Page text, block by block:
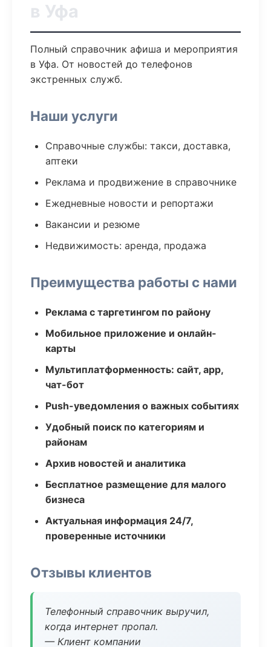
в Уфа
Полный справочник афиша и мероприятия
в Уфа. От новостей до телефонов
экстренных служб.
Наши услуги
Справочные службы: такси, доставка,
аптеки
Реклама и продвижение в справочнике
Ежедневные новости и репортажи
Вакансии и резюме
Недвижимость: аренда, продажа
Преимущества работы с нами
Реклама с таргетингом по району
Мобильное приложение и онлайн-
карты
Мультиплатформенность: сайт, app,
чат-бот
Push-уведомления о важных событиях
Удобный поиск по категориям и
районам
Архив новостей и аналитика
Бесплатное размещение для малого
бизнеса
Актуальная информация 24/7,
проверенные источники
Отзывы клиентов
Телефонный справочник выручил,
когда интернет пропал.
— Клиент компании